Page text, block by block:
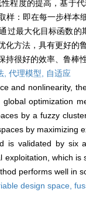
程度的提高，基于
样：即在每一步样
过最大化目标函数
化方法，具有更好
持很好的效率、鲁棒
, 代理模型, 自适应
and nonlinearity,
optimization
by a fuzzy
by
is validated by six
which
performs well in
design space,